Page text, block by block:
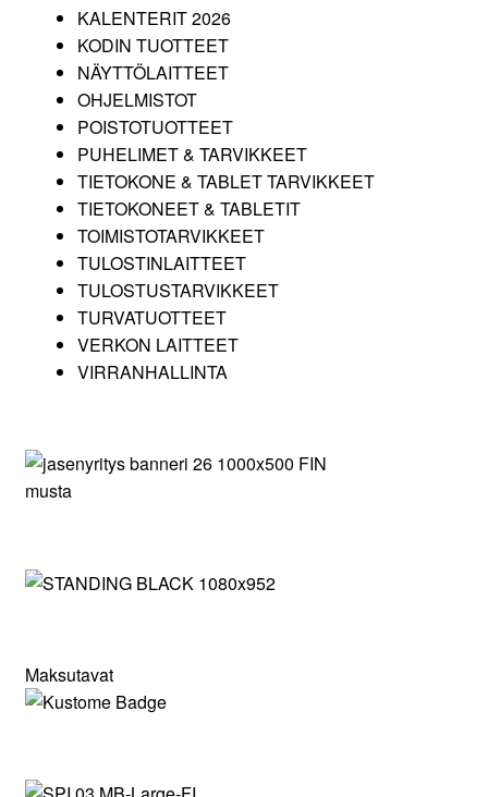
Oma tili
Tilaa uutiskirje
KALENTERIT 2026
KODIN TUOTTEET
NÄYTTÖLAITTEET
OHJELMISTOT
POISTOTUOTTEET
PUHELIMET & TARVIKKEET
TIETOKONE & TABLET TARVIKKEET
TIETOKONEET & TABLETIT
TOIMISTOTARVIKKEET
TULOSTINLAITTEET
TULOSTUSTARVIKKEET
TURVATUOTTEET
VERKON LAITTEET
VIRRANHALLINTA
Maksutavat